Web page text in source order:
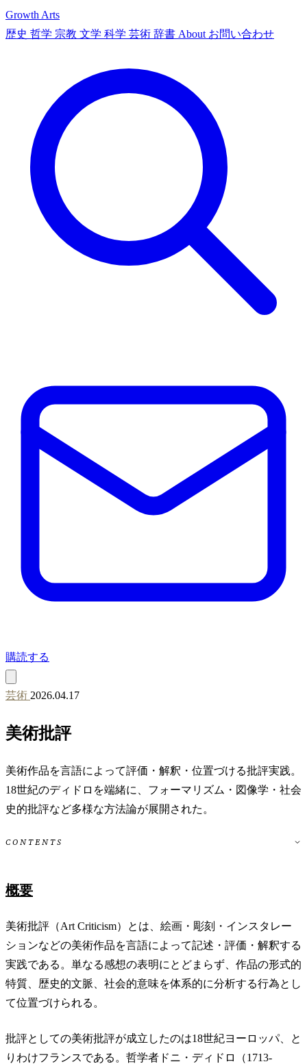
Growth Arts
歴史 哲学 宗教 文学 科学 芸術 辞書 About お問い合わせ
購読する
芸術 2026.04.17
美術批評
美術作品を言語によって評価・解釈・位置づける批評実践。
18世紀のディドロを端緒に、フォーマリズム・図像学・社会
史的批評など多様な方法論が展開された。
CONTENTS
概要
美術批評（Art Criticism）とは、絵画・彫刻・インスタレー
ションなどの美術作品を言語によって記述・評価・解釈する
実践である。単なる感想の表明にとどまらず、作品の形式的
特質、歴史的文脈、社会的意味を体系的に分析する行為とし
て位置づけられる。
批評としての美術批評が成立したのは18世紀ヨーロッパ、と
りわけフランスである。哲学者ドニ・ディドロ（1713-